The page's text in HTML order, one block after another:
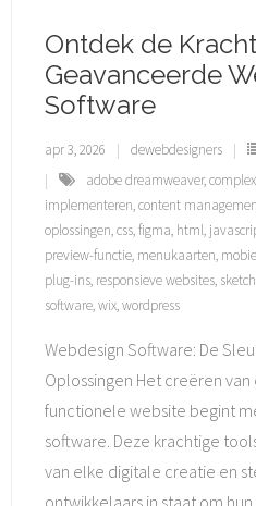
Ontdek de
Geavanceerde
Software
apr 3, 2026 dewebdesigners
adobe dreamweaver,
implementeren,content
oplossingen,css,figma, html,
preview-functie, menukaarten,
plug-ins, responsieve websites, sketch
software,wix,wordpress
Webdesign Software: De
Oplossingen Het creëren
functionele website begint
software. Deze krachtige
van elke digitale creatie en
ontwikkelaars in staat om